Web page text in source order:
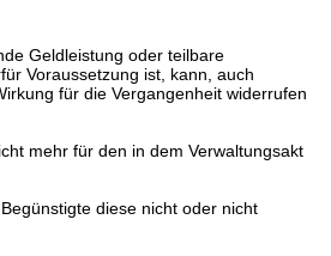
Geldleistung oder teilbare
Voraussetzung ist, kann, auch
für die Vergangenheit widerrufen
mehr für den in dem Verwaltungsakt
diese nicht oder nicht